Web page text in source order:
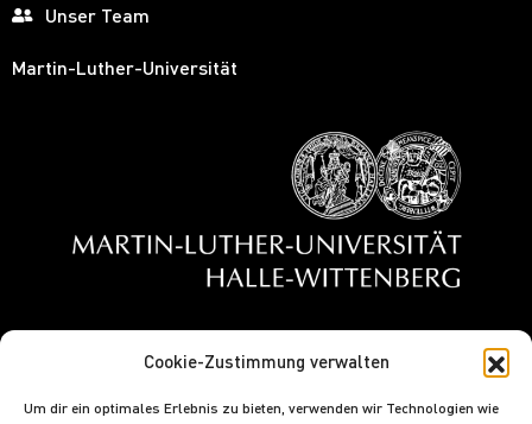
Cookie-Zustimmung verwalten
Um dir ein optimales Erlebnis zu bieten, verwenden wir Technologien wie
Unser Team
Martin-Luther-Universität